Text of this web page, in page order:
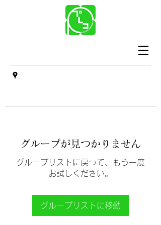
グループが見つかりません
グループリストに戻って、もう一度
お試しください。
グループリストに移動